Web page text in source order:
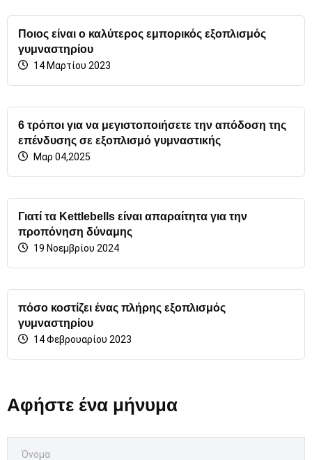
Ποιος είναι ο καλύτερος εμπορικός εξοπλισμός
γυμναστηρίου
14 Μαρτίου 2023
6 τρόποι για να μεγιστοποιήσετε την απόδοση της
επένδυσης σε εξοπλισμό γυμναστικής
Μαρ 04,2025
Γιατί τα Kettlebells είναι απαραίτητα για την
προπόνηση δύναμης
19 Νοεμβρίου 2024
πόσο κοστίζει ένας πλήρης εξοπλισμός
γυμναστηρίου
14 Φεβρουαρίου 2023
Αφήστε ένα μήνυμα